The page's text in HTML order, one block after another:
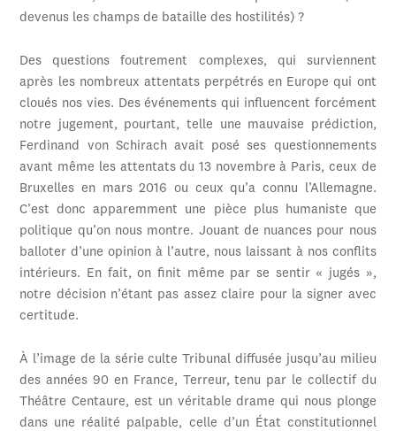
devenus les champs de bataille des hostilités) ?
Des questions foutrement complexes, qui surviennent
après les nombreux attentats perpétrés en Europe qui ont
cloués nos vies. Des événements qui influencent forcément
notre jugement, pourtant, telle une mauvaise prédiction,
Ferdinand von Schirach avait posé ses questionnements
avant même les attentats du 13 novembre à Paris, ceux de
Bruxelles en mars 2016 ou ceux qu’a connu l’Allemagne.
C’est donc apparemment une pièce plus humaniste que
politique qu’on nous montre. Jouant de nuances pour nous
balloter d’une opinion à l’autre, nous laissant à nos conflits
intérieurs. En fait, on finit même par se sentir « jugés »,
notre décision n’étant pas assez claire pour la signer avec
certitude.
À l’image de la série culte Tribunal diffusée jusqu’au milieu
des années 90 en France, Terreur, tenu par le collectif du
Théâtre Centaure, est un véritable drame qui nous plonge
dans une réalité palpable, celle d’un État constitutionnel